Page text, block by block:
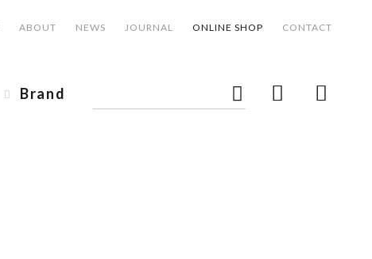
ABOUT NEWS JOURNAL ONLINE SHOP CONTACT
Brand